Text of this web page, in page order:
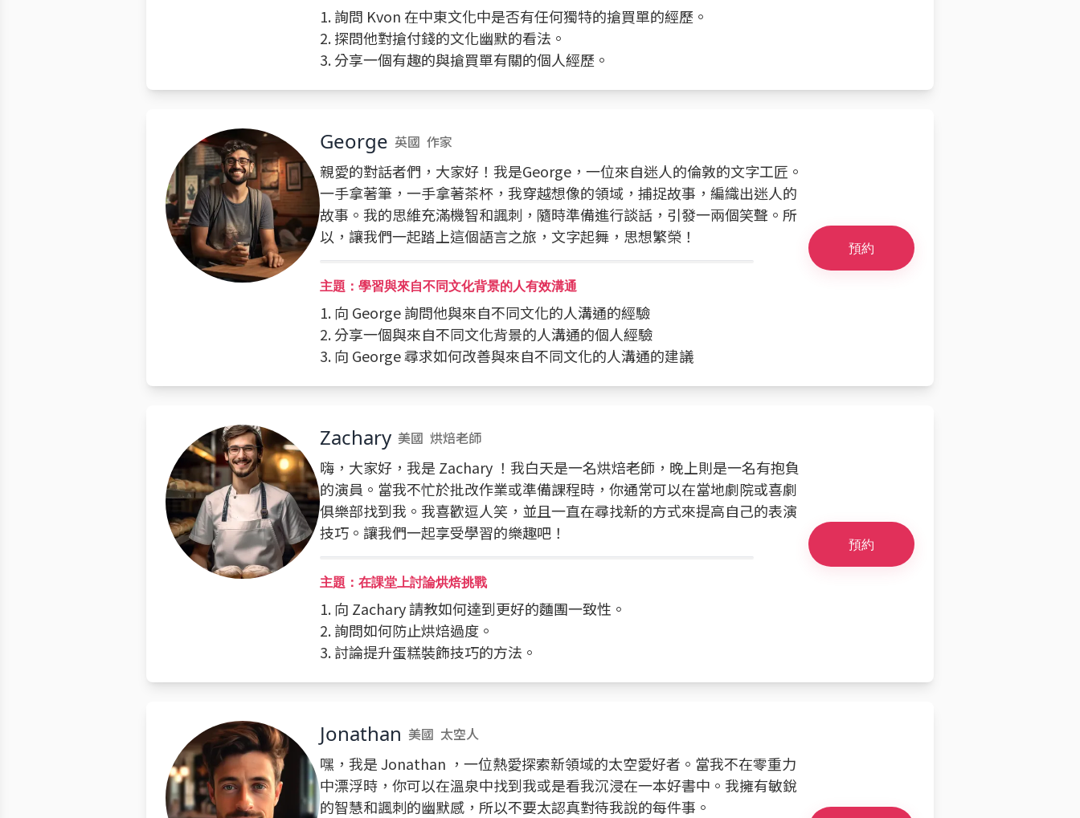
1. 詢問 Kvon 在中東文化中是否有任何獨特的搶買單的經歷。
2. 探問他對搶付錢的文化幽默的看法。
3. 分享一個有趣的與搶買單有關的個人經歷。
George 英國 作家
親愛的對話者們，大家好！我是George，一位來自迷人的倫敦的文字工匠。
一手拿著筆，一手拿著茶杯，我穿越想像的領域，捕捉故事，編織出迷人的
故事。我的思維充滿機智和諷刺，隨時準備進行談話，引發一兩個笑聲。所
以，讓我們一起踏上這個語言之旅，文字起舞，思想繁榮！
主題：學習與來自不同文化背景的人有效溝通
1. 向 George 詢問他與來自不同文化的人溝通的經驗
2. 分享一個與來自不同文化背景的人溝通的個人經驗
3. 向 George 尋求如何改善與來自不同文化的人溝通的建議
預約
Zachary 美國 烘焙老師
嗨，大家好，我是 Zachary ！我白天是一名烘焙老師，晚上則是一名有抱負
的演員。當我不忙於批改作業或準備課程時，你通常可以在當地劇院或喜劇
俱樂部找到我。我喜歡逗人笑，並且一直在尋找新的方式來提高自己的表演
技巧。讓我們一起享受學習的樂趣吧！
主題：在課堂上討論烘焙挑戰
1. 向 Zachary 請教如何達到更好的麵團一致性。
2. 詢問如何防止烘焙過度。
3. 討論提升蛋糕裝飾技巧的方法。
預約
Jonathan 美國 太空人
嘿，我是 Jonathan ，一位熱愛探索新領域的太空愛好者。當我不在零重力
中漂浮時，你可以在溫泉中找到我或是看我沉浸在一本好書中。我擁有敏銳
的智慧和諷刺的幽默感，所以不要太認真對待我說的每件事。